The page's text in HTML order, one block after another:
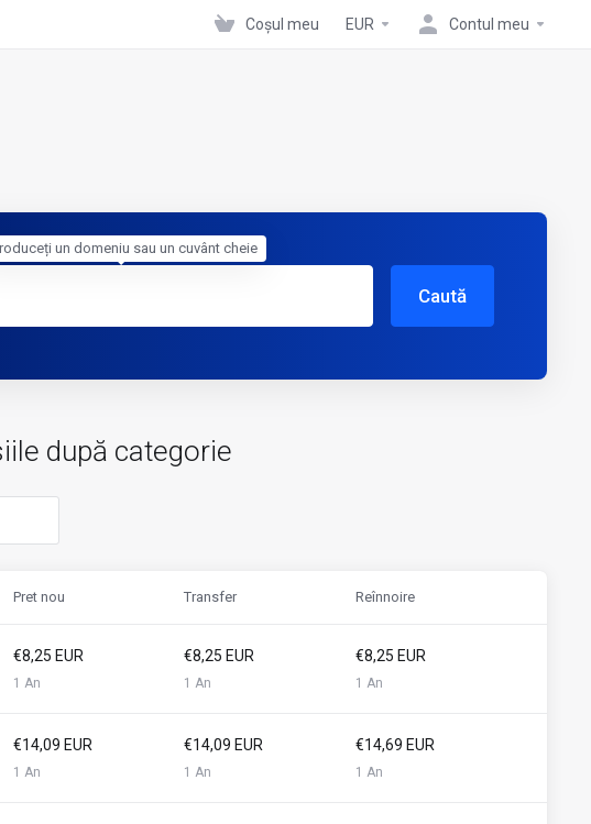
Coșul meu EUR Contul meu
Caută
după categorie
Pret nou Transfer Reînnoire
€8,25 EUR
1 An
€8,25 EUR
1 An
€8,25 EUR
1 An
€14,09 EUR
1 An
€14,09 EUR
1 An
€14,69 EUR
1 An
un domeniu sau un cuvânt cheie